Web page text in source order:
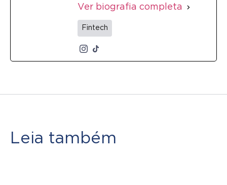
Ver biografia completa
Fintech
Leia também